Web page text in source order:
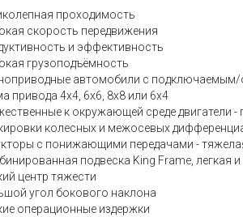
проходимость
скорость передвижения
и эффективность
грузоподъёмность
автомобили с
привода 4x4, 6x6, 8x8 или 6x4
к окружающей среде двигатели
колесных и межосевых
с понижающими передачами -
подвеска King Frame, легкая
центр тяжести
угол бокового наклона
операционные издержки